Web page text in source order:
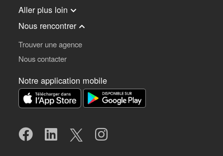
Aller plus loin
Nous rencontrer
Trouver une agence
Nous contacter
Notre application mobile